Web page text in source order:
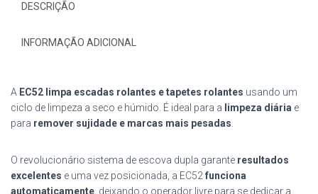
DESCRIÇÃO
INFORMAÇÃO ADICIONAL
A EC52 limpa escadas rolantes e tapetes rolantes usando um
ciclo de limpeza a seco e húmido. É ideal para a limpeza diária e
para remover sujidade e marcas mais pesadas
O revolucionário sistema de escova dupla garante resultados
excelentes e uma vez posicionada, a EC52 funciona
automaticamente , deixando o operador livre para se dedicar a